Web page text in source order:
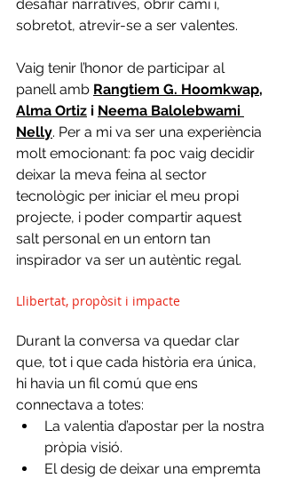
desafiar narratives, obrir camí i,
sobretot, atrevir-se a ser valentes.
Vaig tenir l’honor de participar al
panell amb Rangtiem G. Hoomkwap,
Alma Ortiz i Neema Balolebwami
Nelly. Per a mi va ser una experiència
molt emocionant: fa poc vaig decidir
deixar la meva feina al sector
tecnològic per iniciar el meu propi
projecte, i poder compartir aquest
salt personal en un entorn tan
inspirador va ser un autèntic regal.
Llibertat, propòsit i impacte
Durant la conversa va quedar clar
que, tot i que cada història era única,
hi havia un fil comú que ens
connectava a totes:
La valentia d’apostar per la nostra
pròpia visió.
El desig de deixar una empremta